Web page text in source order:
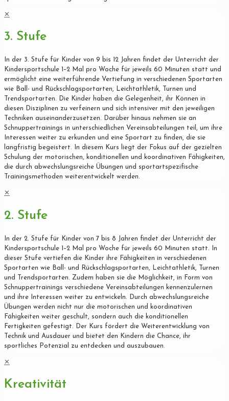
✕
3. Stufe
In der 3. Stufe für Kinder von 9 bis 12 Jahren findet der Unterricht der
Kindersportschule 1–2 Mal pro Woche für jeweils 60 Minuten statt und
ermöglicht eine weiterführende Vertiefung in verschiedenen Sportarten
wie Ball- und Rückschlagsportarten, Leichtathletik, Turnen und
Trendsportarten. Die Kinder haben die Gelegenheit, ihr Können in
diesen Disziplinen zu verfeinern und sich intensiver mit den jeweiligen
Techniken auseinanderzusetzen. Darüber hinaus nehmen sie an
Schnuppertrainings in unterschiedlichen Vereinsabteilungen teil, um ihre
Interessen weiter zu erkunden und eine Sportart zu finden, die sie
langfristig begeistert. In diesem Kurs liegt der Fokus auf der gezielten
Schulung der motorischen, konditionellen und koordinativen Fähigkeiten,
die durch abwechslungsreiche Übungen und sportartspezifische
Trainingsmethoden weiterentwickelt werden.
✕
2. Stufe
In der 2. Stufe für Kinder von 7 bis 8 Jahren findet der Unterricht der
Kindersportschule 1–2 Mal pro Woche für jeweils 60 Minuten statt. In
dieser Stufe vertiefen die Kinder ihre Fähigkeiten in verschiedenen
Sportarten wie Ball- und Rückschlagsportarten, Leichtathletik, Turnen
und Trendsportarten. Zudem haben sie die Möglichkeit, in Form von
Schnuppertrainings verschiedene Vereinsabteilungen kennenzulernen
und ihre Interessen weiter zu entwickeln. Durch abwechslungsreiche
Übungen werden nicht nur die motorischen und koordinativen
Fähigkeiten weiter geschult, sondern auch die konditionellen
Fertigkeiten gefestigt. Der Kurs fördert die Weiterentwicklung von
Technik und Ausdauer und bietet den Kindern die Chance, ihr
sportliches Potenzial zu entdecken und auszubauen.
✕
Kreativität